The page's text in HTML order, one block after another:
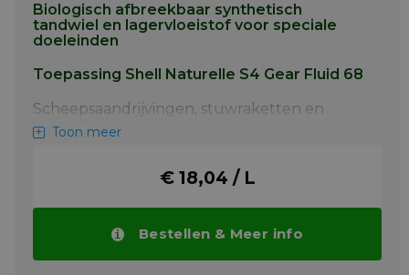
Biologisch afbreekbaar synthetisch
tandwiel en lagervloeistof voor speciale
doeleinden
Toepassing Shell Naturelle S4 Gear Fluid 68
Scheepsaandrijvingen, stuwraketten en
verstelbare schroeven. Industriële
tandwielen, lagers en andere componenten
Toon meer
€ 18,04 / L
Bestellen & Meer info